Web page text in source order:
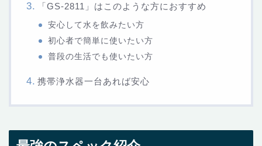
「GS-2811」はこのような方におすすめ
安心して水を飲みたい方
初心者で簡単に使いたい方
普段の生活でも使いたい方
携帯浄水器一台あれば安心